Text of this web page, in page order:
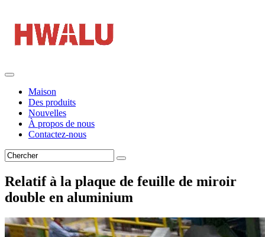
Maison
Des produits
Nouvelles
À propos de nous
Contactez-nous
Relatif à la plaque de feuille de miroir
double en aluminium